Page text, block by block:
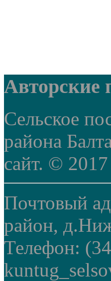
Авторские
Сельское
района
сайт. ©
Почтовый
район,
Телефон: